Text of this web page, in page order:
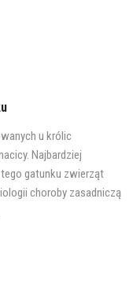
u królic
Najbardziej
gatunku zwierząt
choroby zasadniczą